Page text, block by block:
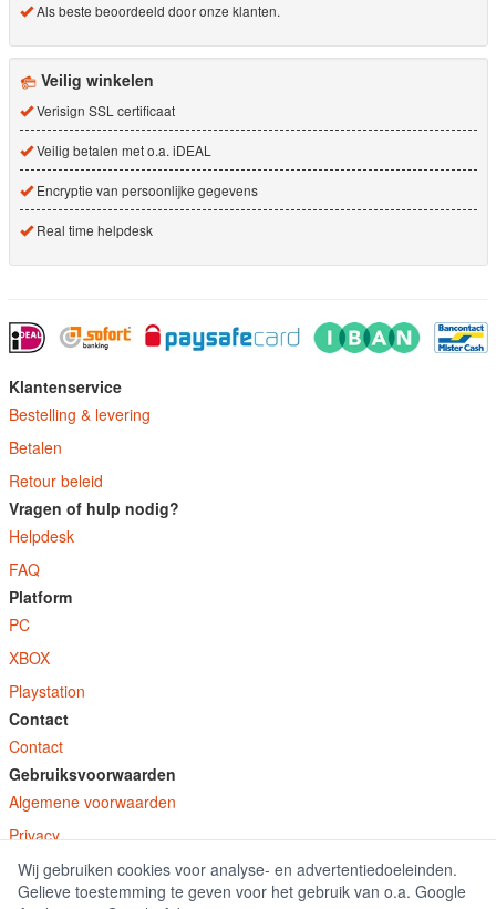
Als beste beoordeeld door onze klanten.
Veilig winkelen
Verisign SSL certificaat
Veilig betalen met o.a. iDEAL
Encryptie van persoonlijke gegevens
Real time helpdesk
Klantenservice
Bestelling & levering
Betalen
Retour beleid
Vragen of hulp nodig?
Helpdesk
FAQ
Platform
PC
XBOX
Playstation
Contact
Contact
Gebruiksvoorwaarden
Algemene voorwaarden
Privacy
© E-Keys B.V. 2026
GamekeyDiscounter.nl is onderdeel van E-Keys B.V. geregistreerd onder kamer
Wij gebruiken cookies voor analyse- en advertentiedoeleinden.
Gelieve toestemming te geven voor het gebruik van o.a. Google